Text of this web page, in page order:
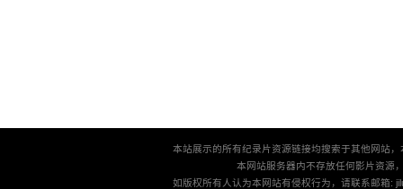
本站展示的所有纪录片资源链接均搜索于其他网站
本网站服务器内不存放任何影片资源
如版权所有人认为本网站有侵权行为，请联系邮箱: